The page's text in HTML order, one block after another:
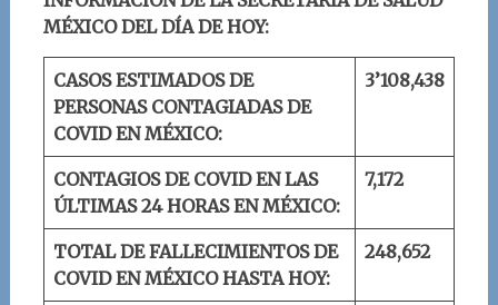
MÉXICO DEL DÍA DE HOY:
CASOS ESTIMADOS DE
PERSONAS CONTAGIADAS DE
COVID EN MÉXICO:
3’108,438
CONTAGIOS DE COVID EN LAS
ÚLTIMAS 24 HORAS EN MÉXICO:
7,172
TOTAL DE FALLECIMIENTOS DE
COVID EN MÉXICO HASTA HOY:
248,652